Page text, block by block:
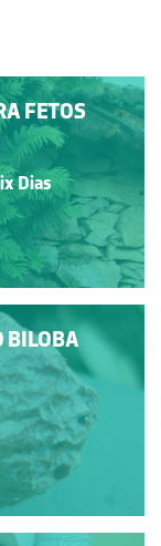
FETOS
Dias
BILOBA